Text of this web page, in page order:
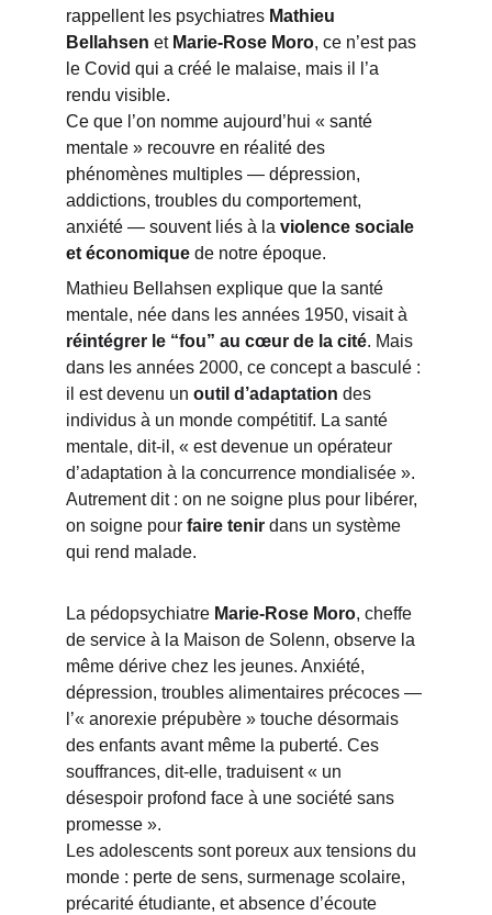
rappellent les psychiatres Mathieu
Bellahsen et Marie-Rose Moro, ce n’est pas
le Covid qui a créé le malaise, mais il l’a
rendu visible.
Ce que l’on nomme aujourd’hui « santé
mentale » recouvre en réalité des
phénomènes multiples — dépression,
addictions, troubles du comportement,
anxiété — souvent liés à la violence sociale
et économique de notre époque.
Mathieu Bellahsen explique que la santé
mentale, née dans les années 1950, visait à
réintégrer le “fou” au cœur de la cité. Mais
dans les années 2000, ce concept a basculé :
il est devenu un outil d’adaptation des
individus à un monde compétitif. La santé
mentale, dit-il, « est devenue un opérateur
d’adaptation à la concurrence mondialisée ».
Autrement dit : on ne soigne plus pour libérer,
on soigne pour faire tenir dans un système
qui rend malade.
La pédopsychiatre Marie-Rose Moro, cheffe
de service à la Maison de Solenn, observe la
même dérive chez les jeunes. Anxiété,
dépression, troubles alimentaires précoces —
l’« anorexie prépubère » touche désormais
des enfants avant même la puberté. Ces
souffrances, dit-elle, traduisent « un
désespoir profond face à une société sans
promesse ».
Les adolescents sont poreux aux tensions du
monde : perte de sens, surmenage scolaire,
précarité étudiante, et absence d’écoute